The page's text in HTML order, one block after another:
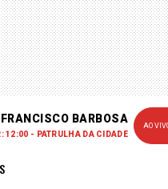
BARBOSA
12:00 - PATRULHA DA CIDADE
AO